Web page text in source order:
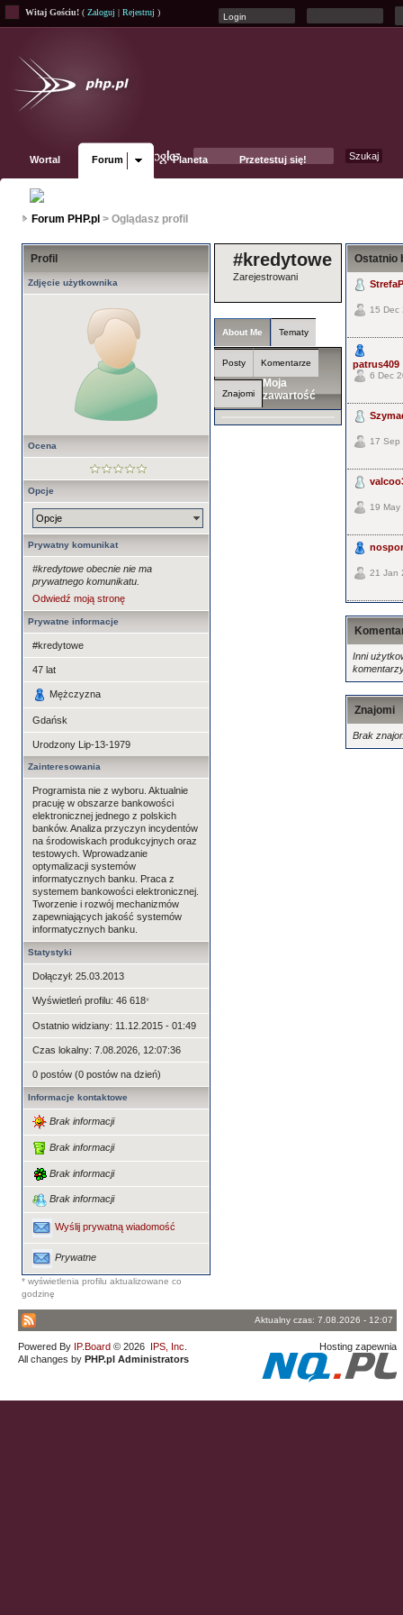
Witaj Gościu! ( Zaloguj | Rejestruj )
Wortal Forum Planeta Przetestuj się!
Forum PHP.pl > Oglądasz profil
Profil
Zdjęcie użytkownika
Ocena
Opcje
Opcje
Prywatny komunikat
#kredytowe obecnie nie ma
prywatnego komunikatu.
Odwiedź moją stronę
Prywatne informacje
#kredytowe
47 lat
Mężczyzna
Gdańsk
Urodzony Lip-13-1979
Zainteresowania
Programista nie z wyboru. Aktualnie
pracuję w obszarze bankowości
elektronicznej jednego z polskich
banków. Analiza przyczyn incydentów
na środowiskach produkcyjnych oraz
testowych. Wprowadzanie
optymalizacji systemów
informatycznych banku. Praca z
systemem bankowości elektronicznej.
Tworzenie i rozwój mechanizmów
zapewniających jakość systemów
informatycznych banku.
Statystyki
Dołączył: 25.03.2013
Wyświetleń profilu: 46 618*
Ostatnio widziany: 11.12.2015 - 01:49
Czas lokalny: 7.08.2026, 12:07:36
0 postów (0 postów na dzień)
Informacje kontaktowe
Brak informacji
Brak informacji
Brak informacji
Brak informacji
Wyślij prywatną wiadomość
Prywatne
* wyświetlenia profilu aktualizowane co
godzinę
#kredytowe
Zarejestrowani
About Me Tematy
Posty Komentarze
Znajomi
Moja
zawartość
Ostatnio
15 Dec
patrus409
6 Dec
17 Sep
19
nospor
21 Jan
Inni
Znajomi
Brak
Aktualny czas: 7.08.2026 - 12:07
Powered By IP.Board © 2026 IPS, Inc
All changes by PHP.pl Administrators
Hosting zapewnia